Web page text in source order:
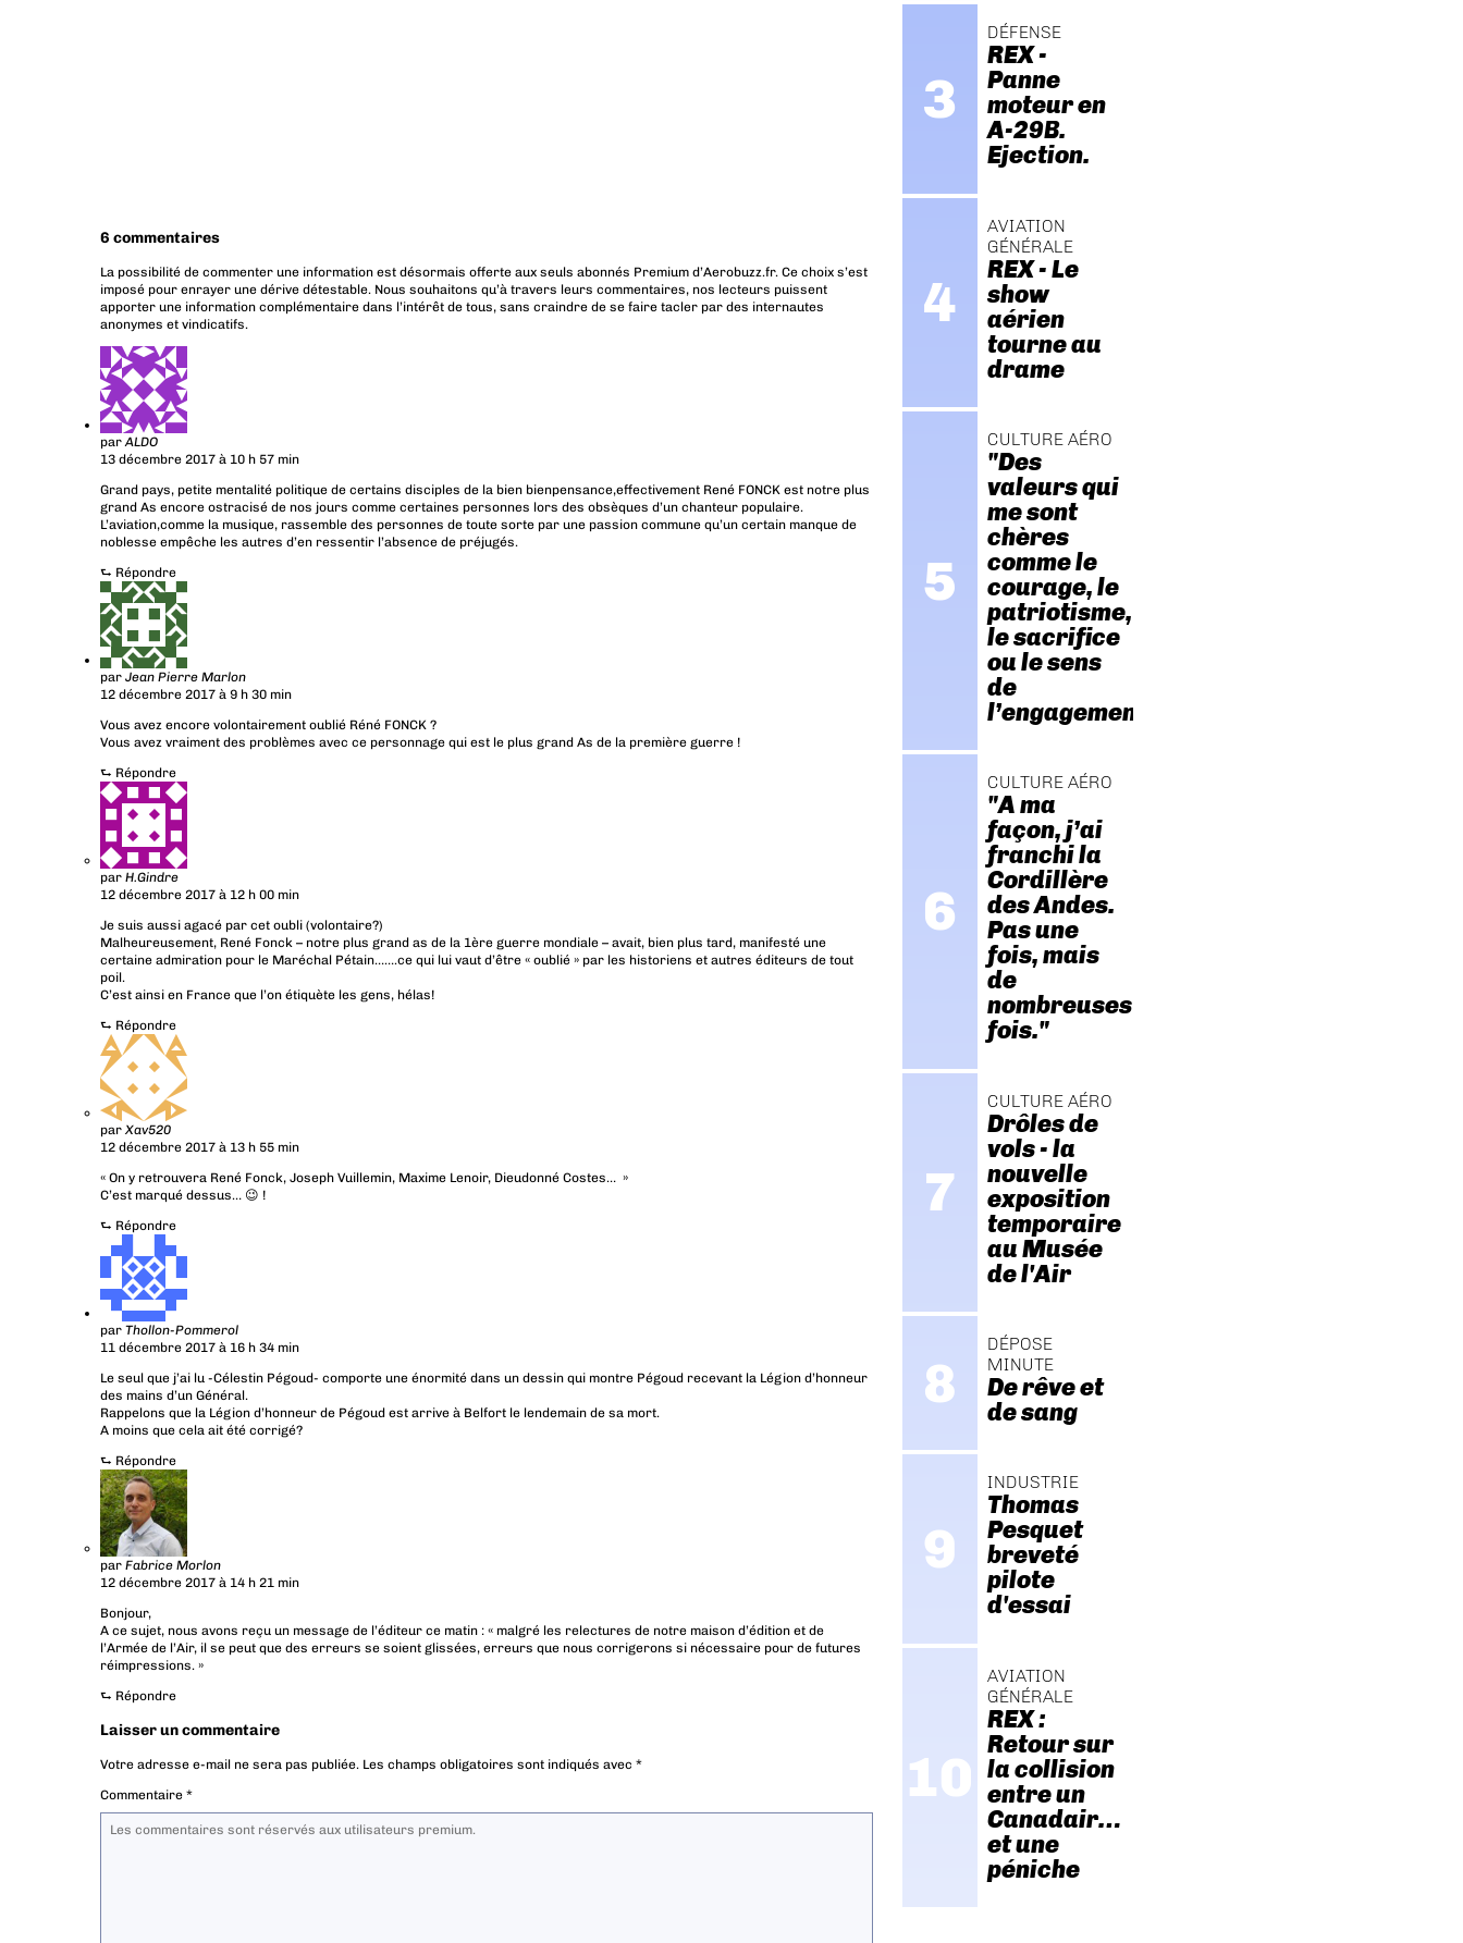
6 commentaires
La possibilité de commenter une information est désormais offerte aux seuls abonnés Premium d’Aerobuzz.fr. Ce choix s’est
imposé pour enrayer une dérive détestable. Nous souhaitons qu’à travers leurs commentaires, nos lecteurs puissent
apporter une information complémentaire dans l’intérêt de tous, sans craindre de se faire tacler par des internautes
anonymes et vindicatifs.
parALDO
13 décembre 2017 à 10 h 57 min
Grand pays, petite mentalité politique de certains disciples de la bien bienpensance,effectivement René FONCK est notre plus
grand As encore ostracisé de nos jours comme certaines personnes lors des obsèques d’un chanteur populaire.
L’aviation,comme la musique, rassemble des personnes de toute sorte par une passion commune qu’un certain manque de
noblesse empêche les autres d’en ressentir l’absence de préjugés.
⮑ Répondre
par Jean Pierre Marlon
12 décembre 2017 à 9 h 30 min
Vous avez encore volontairement oublié Réné FONCK ?
Vous avez vraiment des problèmes avec ce personnage qui est le plus grand As de la première guerre !
⮑ Répondre
par H.Gindre
12 décembre 2017 à 12 h 00 min
Je suis aussi agacé par cet oubli (volontaire?)
Malheureusement, René Fonck – notre plus grand as de la 1ère guerre mondiale – avait, bien plus tard, manifesté une
certaine admiration pour le Maréchal Pétain…….ce qui lui vaut d’être « oublié » par les historiens et autres éditeurs de tout
poil.
C’est ainsi en France que l’on étiquète les gens, hélas!
⮑ Répondre
par Xav520
12 décembre 2017 à 13 h 55 min
« On y retrouvera René Fonck, Joseph Vuillemin, Maxime Lenoir, Dieudonné Costes… »
C’est marqué dessus… 😉 !
⮑ Répondre
par Thollon-Pommerol
11 décembre 2017 à 16 h 34 min
Le seul que j’ai lu -Célestin Pégoud- comporte une énormité dans un dessin qui montre Pégoud recevant la Légion d’honneur
des mains d’un Général.
Rappelons que la Légion d’honneur de Pégoud est arrive à Belfort le lendemain de sa mort.
A moins que cela ait été corrigé?
⮑ Répondre
par Fabrice Morlon
12 décembre 2017 à 14 h 21 min
Bonjour,
A ce sujet, nous avons reçu un message de l’éditeur ce matin : « malgré les relectures de notre maison d’édition et de
l’Armée de l’Air, il se peut que des erreurs se soient glissées, erreurs que nous corrigerons si nécessaire pour de futures
réimpressions. »
⮑ Répondre
Laisser un commentaire
Votre adresse e-mail ne sera pas publiée. Les champs obligatoires sont indiqués avec *
Commentaire *
DÉFENSE
REX -
Panne
moteur en
A-29B.
Ejection.
AVIATION
GÉNÉRALE
REX - Le
show
aérien
tourne au
drame
CULTURE AÉRO
"Des
valeurs qui
me sont
chères
comme le
courage, le
patriotisme,
le sacrifice
ou le sens
de
l’engagement."
CULTURE AÉRO
"A ma
façon, j’ai
franchi la
Cordillère
des Andes.
Pas une
fois, mais
de
nombreuses
fois."
CULTURE AÉRO
Drôles de
vols - la
nouvelle
exposition
temporaire
au Musée
de l'Air
DÉPOSE
MINUTE
De rêve et
de sang
INDUSTRIE
Thomas
Pesquet
breveté
pilote
d'essai
AVIATION
GÉNÉRALE
REX :
Retour sur
la collision
entre un
Canadair…
et une
péniche